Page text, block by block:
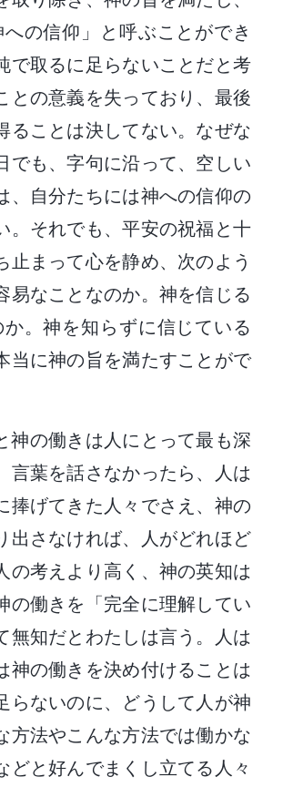
の信仰」と呼ぶことができ
で取るに足らないことだと考
との意義を失っており、最後
ることは決してない。なぜな
でも、字句に沿って、空しい
、自分たちには神への信仰の
。それでも、平安の祝福と十
まって心を静め、次のよう
易なことなのか。神を信じる
。神を知らずに信じている
当に神の旨を満たすことがで
神の働きは人にとって最も深
言葉を話さなかったら、人は
捧げてきた人々でさえ、神の
出さなければ、人がどれほど
の考えより高く、神の英知は
の働きを「完全に理解してい
無知だとわたしは言う。人は
神の働きを決め付けることは
らないのに、どうして人が神
方法やこんな方法では働かな
どと好んでまくし立てる人々